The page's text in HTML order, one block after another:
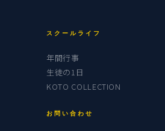
スクールライフ
年間行事
生徒の1日
KOTO COLLECTION
お問い合わせ